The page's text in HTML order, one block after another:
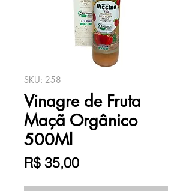
SKU: 258
Vinagre de Fruta
Maçã Orgânico
500Ml
R$ 35,00Preço